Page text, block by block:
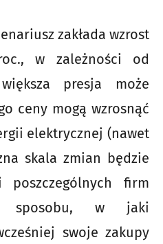
zakłada wzrost
w zależności od
presja może
ceny mogą wzrosnąć
elektrycznej (nawet
skala zmian będzie
firm
i sposobu, w jaki
swoje zakupy